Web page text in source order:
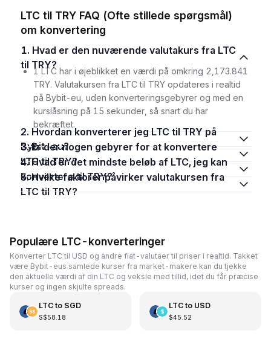
LTC til TRY FAQ (Ofte stillede spørgsmål)
om konvertering
1. Hvad er den nuværende valutakurs fra LTC
til TRY?
1 LTC har i øjeblikket en værdi på omkring 2,173.841
TRY. Valutakursen fra LTC til TRY opdateres i realtid
på Bybit-eu, uden konverteringsgebyrer og med en
kurslåsning på 15 sekunder, så snart du har
bekræftet.
2. Hvordan konverterer jeg LTC til TRY på
Bybit-eu?
3. Er der nogen gebyrer for at konvertere
LTC til TRY?
4. Hvad er det mindste beløb af LTC, jeg kan
konvertere til TRY?
5. Hvilke faktorer påvirker valutakursen fra
LTC til TRY?
Populære LTC-konverteringer
Konverter LTC til USD og andre fiat-valutaer til priser i realtid. Takket
være Bybit-eus samlede kurser fra market-makere kan du tjekke
den aktuelle værdi af din LTC og veksle med tillid, idet du får præcise
kurser og ingen skjulte spreads.
LTCto SGD
S$58.18
LTCto USD
$45.52